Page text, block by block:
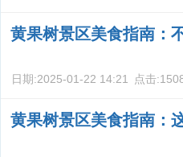
黄果树景区美食指南：
日期:2025-01-22 14:21 点击:
黄果树景区美食指南：